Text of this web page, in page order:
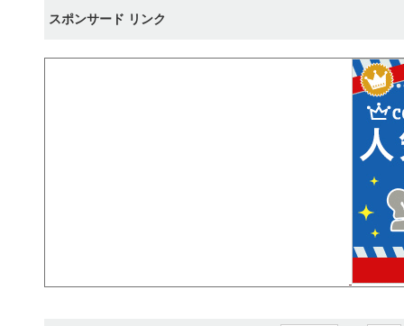
スポンサード リンク